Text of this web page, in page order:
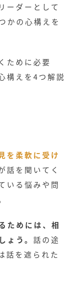
ーダーとして
かの心構えを
ために必要
構えを4つ解説
を柔軟に受け
話を聞いてく
いる悩みや問
ためには、相
ょう。 話の途
話を遮られた